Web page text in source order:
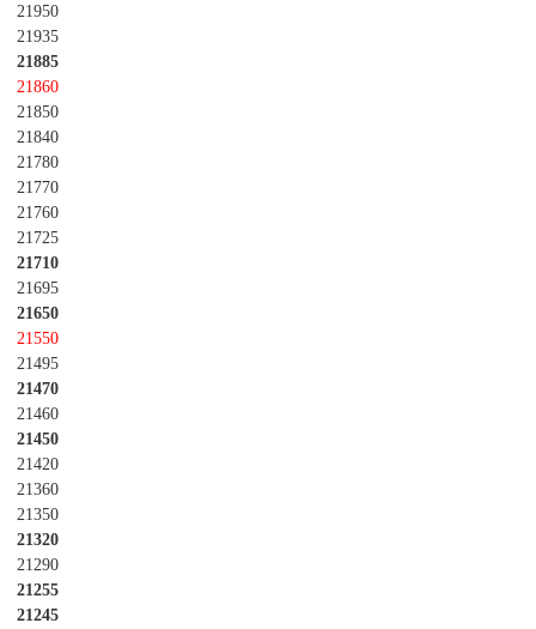
21950
21935
21885
21860
21850
21840
21780
21770
21760
21725
21710
21695
21650
21550
21495
21470
21460
21450
21420
21360
21350
21320
21290
21255
21245